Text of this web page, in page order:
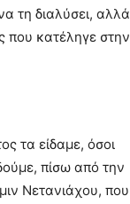
τη διαλύσει, αλλά
που κατέληγε στην
τα είδαμε, όσοι
πίσω από την
Νετανιάχου, που